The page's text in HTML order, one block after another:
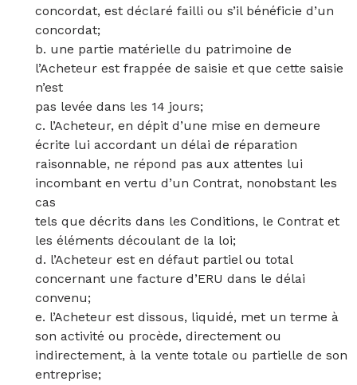
concordat, est déclaré failli ou s’il bénéficie d’un
concordat;
b. une partie matérielle du patrimoine de
l’Acheteur est frappée de saisie et que cette saisie
n’est
pas levée dans les 14 jours;
c. l’Acheteur, en dépit d’une mise en demeure
écrite lui accordant un délai de réparation
raisonnable, ne répond pas aux attentes lui
incombant en vertu d’un Contrat, nonobstant les
cas
tels que décrits dans les Conditions, le Contrat et
les éléments découlant de la loi;
d. l’Acheteur est en défaut partiel ou total
concernant une facture d’ERU dans le délai
convenu;
e. l’Acheteur est dissous, liquidé, met un terme à
son activité ou procède, directement ou
indirectement, à la vente totale ou partielle de son
entreprise;